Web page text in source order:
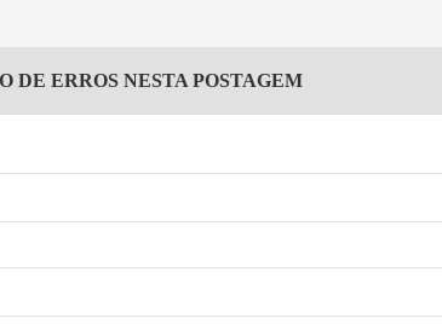
DE ERROS NESTA POSTAGEM